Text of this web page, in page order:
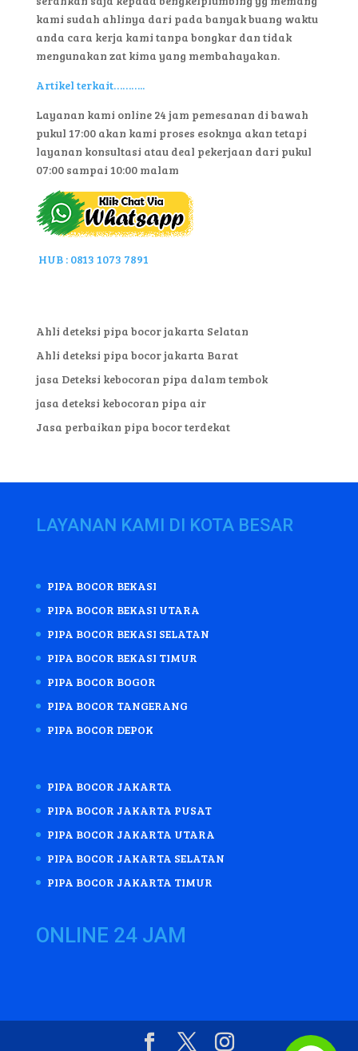
kami sudah ahlinya dari pada banyak buang waktu
anda cara kerja kami tanpa bongkar dan tidak
mengunakan zat kima yang membahayakan.
Artikel terkait………..
Layanan kami online 24 jam pemesanan di bawah
pukul 17:00 akan kami proses esoknya akan tetapi
layanan konsultasi atau deal pekerjaan dari pukul
07:00 sampai 10:00 malam
HUB : 0813 1073 7891
Ahli deteksi pipa bocor jakarta Selatan
Ahli deteksi pipa bocor jakarta Barat
jasa Deteksi kebocoran pipa dalam tembok
jasa deteksi kebocoran pipa air
Jasa perbaikan pipa bocor terdekat
LAYANAN KAMI DI KOTA BESAR
PIPA BOCOR BEKASI
PIPA BOCOR BEKASI UTARA
PIPA BOCOR BEKASI SELATAN
PIPA BOCOR BEKASI TIMUR
PIPA BOCOR BOGOR
PIPA BOCOR TANGERANG
PIPA BOCOR DEPOK
PIPA BOCOR JAKARTA
PIPA BOCOR JAKARTA PUSAT
PIPA BOCOR JAKARTA UTARA
PIPA BOCOR JAKARTA SELATAN
PIPA BOCOR JAKARTA TIMUR
ONLINE 24 JAM